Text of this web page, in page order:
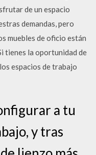
de un espacio
demandas, pero
muebles de oficio están
tienes la oportunidad de
espacios de trabajo
a tu
y tras